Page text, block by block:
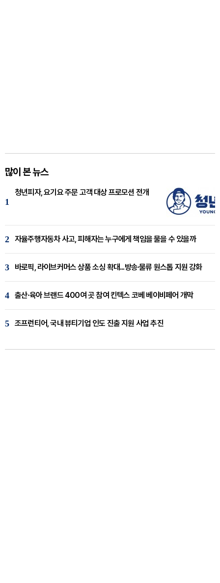
많이 본 뉴스
1
청년피자, 요기요 주문 고객 대상 프로모션 전개
2 자율주행자동차 사고, 피해자는 누구에게 책임을 물을 수 있을까
3 바로픽, 라이브커머스 상품 소싱 확대...방송·물류 원스톱 지원 강화
4 출산·육아 브랜드 400여 곳 참여 킨텍스 코베 베이비페어 개막
5 조프런티어, 국내 뷰티기업 인도 진출 지원 사업 추진